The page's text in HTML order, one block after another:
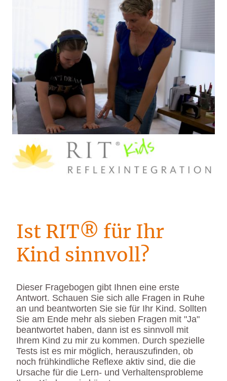
Ist RIT® für Ihr
Kind sinnvoll?
Dieser Fragebogen gibt Ihnen eine erste
Antwort. Schauen Sie sich alle Fragen in Ruhe
an und beantworten Sie sie für Ihr Kind. Sollten
Sie am Ende mehr als sieben Fragen mit "Ja"
beantwortet haben, dann ist es sinnvoll mit
Ihrem Kind zu mir zu kommen. Durch spezielle
Tests ist es mir möglich, herauszufinden, ob
noch frühkindliche Reflexe aktiv sind, die die
Ursache für die Lern- und Verhaltensprobleme